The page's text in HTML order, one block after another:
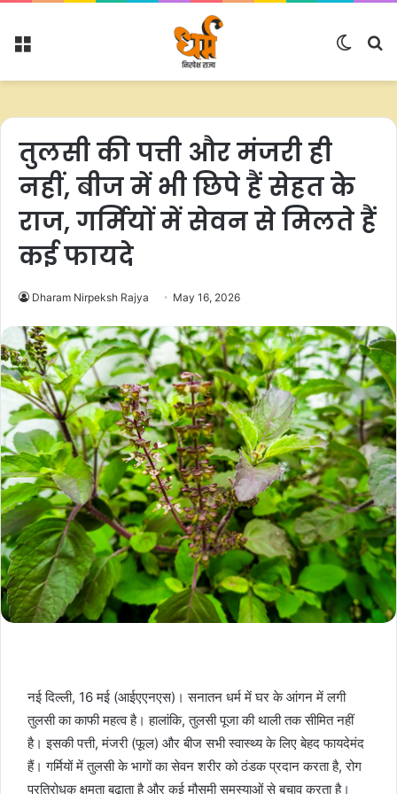
Menu
Switch
तुलसी की पत्ती और मंजरी ही
नहीं, बीज में भी छिपे हैं सेहत के
राज, गर्मियों में सेवन से मिलते हैं
कई फायदे
Dharam Nirpeksh Rajya May 16, 2026
नई दिल्ली, 16 मई (आईएएनएस)। सनातन धर्म में घर के आंगन में लगी
तुलसी का काफी महत्व है। हालांकि, तुलसी पूजा की थाली तक सीमित नहीं
है। इसकी पत्ती, मंजरी (फूल) और बीज सभी स्वास्थ्य के लिए बेहद फायदेमंद
हैं। गर्मियों में तुलसी के भागों का सेवन शरीर को ठंडक प्रदान करता है, रोग
प्रतिरोधक क्षमता बढ़ाता है और कई मौसमी समस्याओं से बचाव करता है।